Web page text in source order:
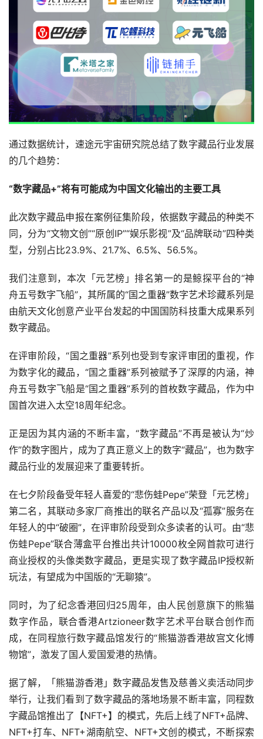
通过数据统计，速途元宇宙研究院总结了数字藏品行业发展
的几个趋势：
“数字藏品+”将有可能成为中国文化输出的主要工具
此次数字藏品申报在案例征集阶段，依据数字藏品的种类不
同，分为“文物文创”“原创IP”“娱乐影视”及“品牌联动”四种类
型，分别占比23.9%、21.7%、6.5%、56.5%。
我们注意到，本次「元艺榜」排名第一的是鲸探平台的“神
舟五号数字飞船”，其所属的“国之重器”数字艺术珍藏系列是
由航天文化创意产业平台发起的中国国防科技重大成果系列
数字藏品。
在评审阶段，“国之重器”系列也受到专家评审团的重视，作
为数字化的藏品，“国之重器”系列被赋予了深厚的内涵，神
舟五号数字飞船是“国之重器”系列的首枚数字藏品，作为中
国首次进入太空18周年纪念。
正是因为其内涵的不断丰富，“数字藏品”不再是被认为“炒
作”的数字图片，成为了真正意义上的数字“藏品”，也为数字
藏品行业的发展迎来了重要转折。
在七夕阶段备受年轻人喜爱的“悲伤蛙Pepe”荣登「元艺榜」
第二名，其联动多家厂商推出的联名产品以及“孤寡”服务在
年轻人的中“破圈”，在评审阶段受到众多读者的认可。由“悲
伤蛙Pepe”联合薄盒平台推出共计10000枚全网首款可进行
商业授权的头像类数字藏品，更是实现了数字藏品IP授权新
玩法，有望成为中国版的“无聊猿”。
同时，为了纪念香港回归25周年，由人民创意旗下的熊猫
数字作品，联合香港Artzioneer数字艺术平台联合创作而
成，在同程旅行数字藏品馆发行的“熊猫游香港故宫文化博
物馆”，激发了国人爱国爱港的热情。
据了解，「熊猫游香港」数字藏品发售及慈善义卖活动同步
举行，让我们看到了数字藏品的落地场景不断丰富，同程数
字藏品馆推出了【NFT+】的模式，先后上线了NFT+品牌、
NFT+打车、NFT+湖南航空、NFT+文创的模式，不断探索